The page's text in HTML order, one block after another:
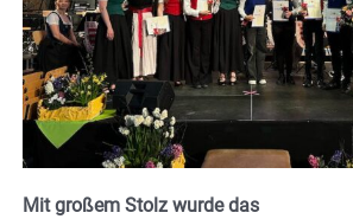
Mit großem Stolz wurde das